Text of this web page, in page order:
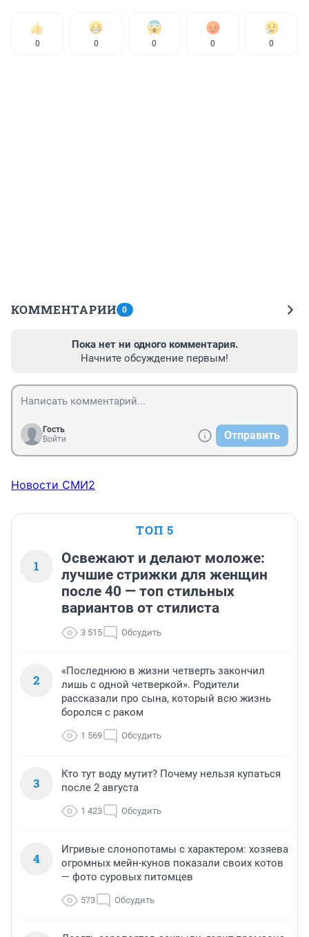
0 0 0 0 0
КОММЕНТАРИИ 0
Пока нет ни одного комментария.
Начните обсуждение первым!
Гость
Войти
Отправить
Новости СМИ2
ТОП 5
1
Освежают и делают моложе:
лучшие стрижки для женщин
после 40 — топ стильных
вариантов от стилиста
3 515 Обсудить
2
«Последнюю в жизни четверть закончил
лишь с одной четверкой». Родители
рассказали про сына, который всю жизнь
боролся с раком
1 569 Обсудить
3
Кто тут воду мутит? Почему нельзя купаться
после 2 августа
1 423 Обсудить
4
Игривые слонопотамы с характером: хозяева
огромных мейн-кунов показали своих котов
— фото суровых питомцев
573 Обсудить